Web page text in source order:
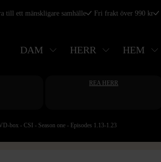
till ett mänskligare samhälle Fri frakt över 990 kr
DAM HERR HEM
REA HERR
box - CSI - Season one - Episodes 1.13-1.23